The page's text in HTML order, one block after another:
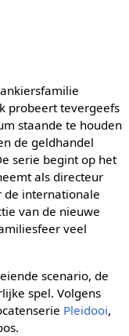
probeert tevergeefs
staande te houden
de geldhandel
serie begint op het
als directeur
de internationale
van de nieuwe
veel
scenario, de
spel. Volgens
Pleidooi,